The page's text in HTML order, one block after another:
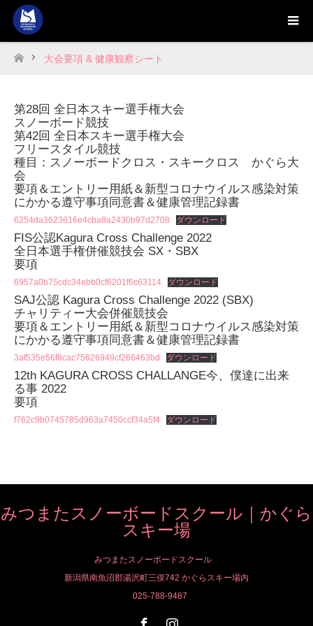
ホーム
大会要項 & 健康観察シート
第28回 全日本スキー選手権大会
スノーボード競技
第42回 全日本スキー選手権大会
フリースタイル競技
種目：スノーボードクロス・スキークロス かぐら大
会
要項＆エントリー用紙＆新型コロナウイルス感染対策
にかかる遵守事項同意書＆健康管理記録書
6254da3623616e4cba8a2430b97d2708 ダウンロード
FIS公認Kagura Cross Challenge 2022
全日本選手権併催競技会 SX・SBX
要項
6957a0b75cdc34ebb0cf6201f6c63114 ダウンロード
SAJ公認 Kagura Cross Challenge 2022 (SBX)
チャリティー大会併催競技会
要項＆エントリー用紙＆新型コロナウイルス感染対策
にかかる遵守事項同意書＆健康管理記録書
3af535e56f8cac75626949cf266463bd ダウンロード
12th KAGURA CROSS CHALLANGE今、僕達に出来
る事 2022
要項
f762c9b0745785d963a7450ccf34a5f4 ダウンロード
みつまたスノーボードスクール｜かぐら
スキー場
みつまたスノーボードスクール
新潟県南魚沼郡湯沢町三俣742 かぐらスキー場内
025-788-9487